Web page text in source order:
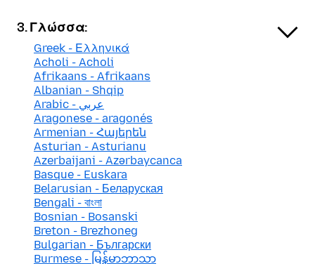
3. Γλώσσα:
Greek - Ελληνικά
Acholi - Acholi
Afrikaans - Afrikaans
Albanian - Shqip
Arabic - عربي
Aragonese - aragonés
Armenian - Հայերեն
Asturian - Asturianu
Azerbaijani - Azərbaycanca
Basque - Euskara
Belarusian - Беларуская
Bengali - বাংলা
Bosnian - Bosanski
Breton - Brezhoneg
Bulgarian - Български
Burmese - မြန်မာဘာသာ